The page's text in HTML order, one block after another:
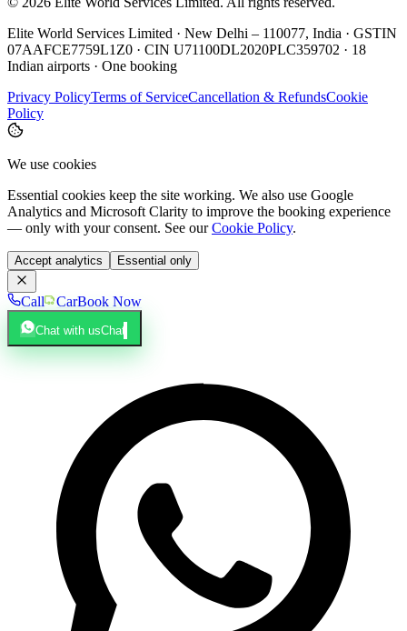
Elite World Services Limited · New Delhi – 110077, India · GSTIN
07AAFCE7759L1Z0 · CIN U71100DL2020PLC359702 · 18
Indian airports · One booking
Privacy PolicyTerms of ServiceCancellation & RefundsCookie
Policy
We use cookies
Essential cookies keep the site working. We also use Google
Analytics and Microsoft Clarity to improve the booking experience
— only with your consent. See our Cookie Policy.
Accept analytics Essential only
Call CarBook Now
Chat with usChat